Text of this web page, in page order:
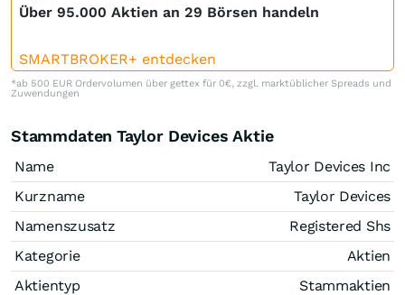
Über 95.000 Aktien an 29 Börsen handeln
SMARTBROKER+ entdecken
*ab 500 EUR Ordervolumen über gettex für 0€, zzgl. marktüblicher Spreads und
Zuwendungen
Stammdaten Taylor Devices Aktie
Name
Taylor Devices Inc
Kurzname
Taylor Devices
Namenszusatz
Registered Shs
Kategorie
Aktien
Aktientyp
Stammaktien